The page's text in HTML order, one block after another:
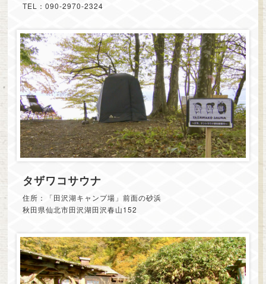
TEL：090-2970-2324
タザワコサウナ
住所：「田沢湖キャンプ場」前面の砂浜
秋田県仙北市田沢湖田沢春山152